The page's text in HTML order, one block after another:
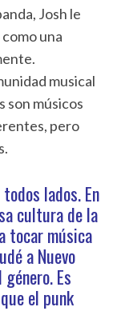
Josh le
una
musical
son músicos
pero
lados. En
cultura de la
tocar música
a Nuevo
Es
el punk